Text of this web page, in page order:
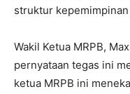
struktur
Wakil Ketua MRPB,
pernyataan tegas ini
ketua MRPB ini